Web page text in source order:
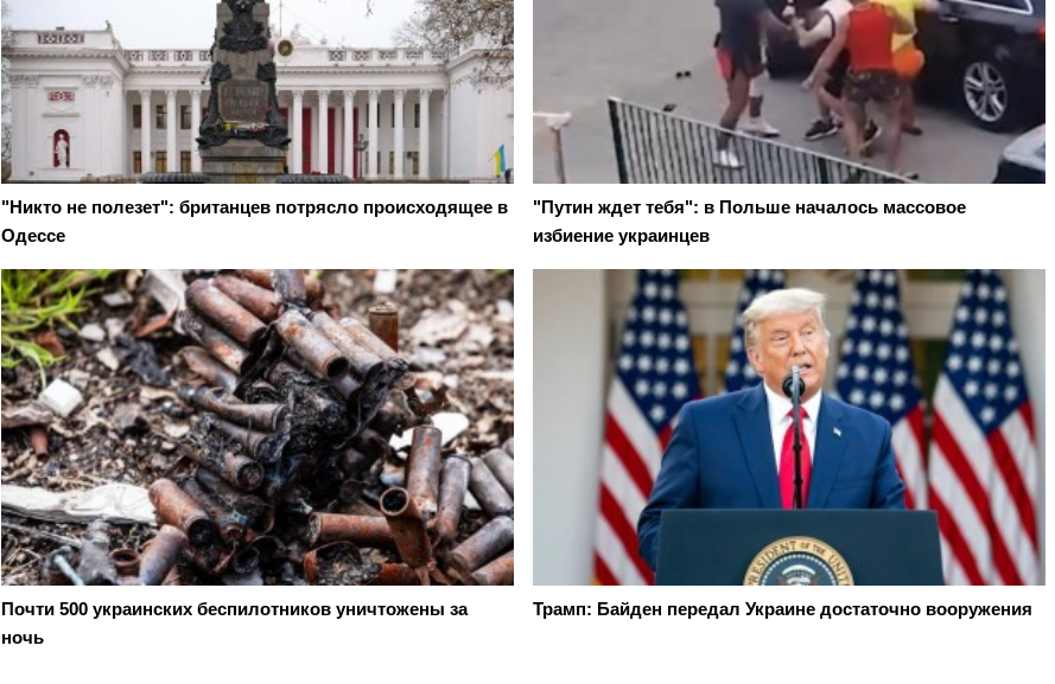
"Никто не полезет": британцев потрясло происходящее в
Одессе
"Путин ждет тебя": в Польше началось массовое
избиение украинцев
Почти 500 украинских беспилотников уничтожены за
ночь
Трамп: Байден передал Украине достаточно вооружения